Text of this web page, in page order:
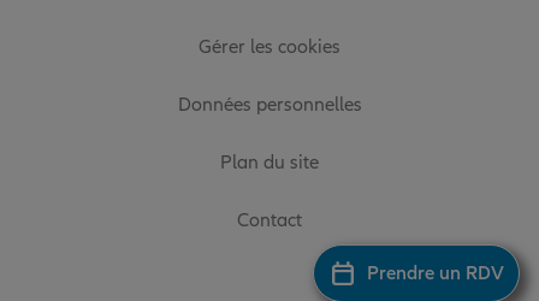
Prendre un RDV
Gérer les cookies
Données personnelles
Plan du site
Contact